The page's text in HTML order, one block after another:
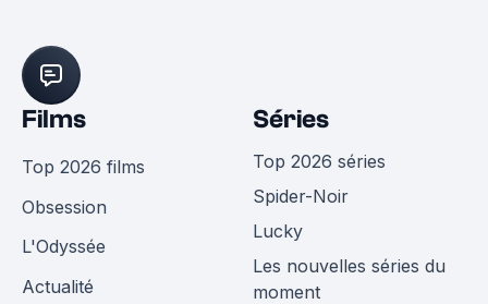
Films
Top 2026 films
Obsession
L'Odyssée
Actualité
Séries
Top 2026 séries
Spider-Noir
Lucky
Les nouvelles séries du
moment